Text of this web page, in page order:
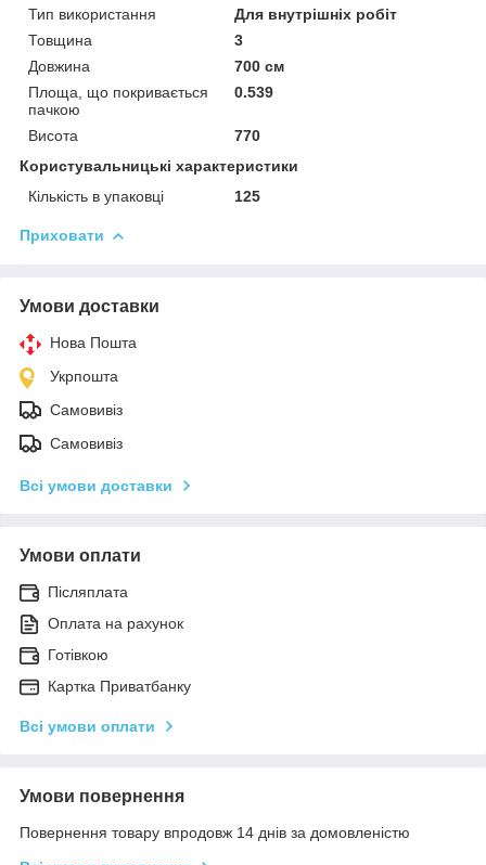
Тип використання
Для внутрішніх робіт
Товщина
3
Довжина
700 см
Площа, що покривається
пачкою
0.539
Висота
770
Користувальницькі характеристики
Кількість в упаковці
125
Приховати
Умови доставки
Нова Пошта
Укрпошта
Самовивіз
Самовивіз
Всі умови доставки
Умови оплати
Післяплата
Оплата на рахунок
Готівкою
Картка Приватбанку
Всі умови оплати
Умови повернення
Повернення товару впродовж 14 днів за домовленістю